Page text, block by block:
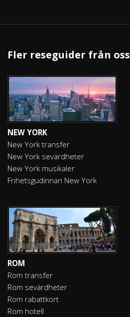
Fler reseguider från oss
NEW YORK
New York transfer
New York sevärdheter
New York musikaler
Frihetsgudinnan New York
ROM
Rom transfer
Rom sevärdheter
Rom rabattkort
Rom hotell